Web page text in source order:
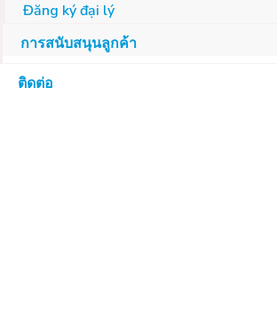
Đăng ký đại lý
การสนับสนุนลูกค้า
ติดต่อ